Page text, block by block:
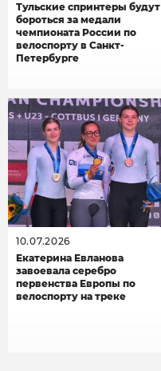
Тульские спринтеры будут
бороться за медали
чемпионата России по
велоспорту в Санкт-
Петербурге
10.07.2026
Екатерина Евланова
завоевала серебро
первенства Европы по
велоспорту на треке